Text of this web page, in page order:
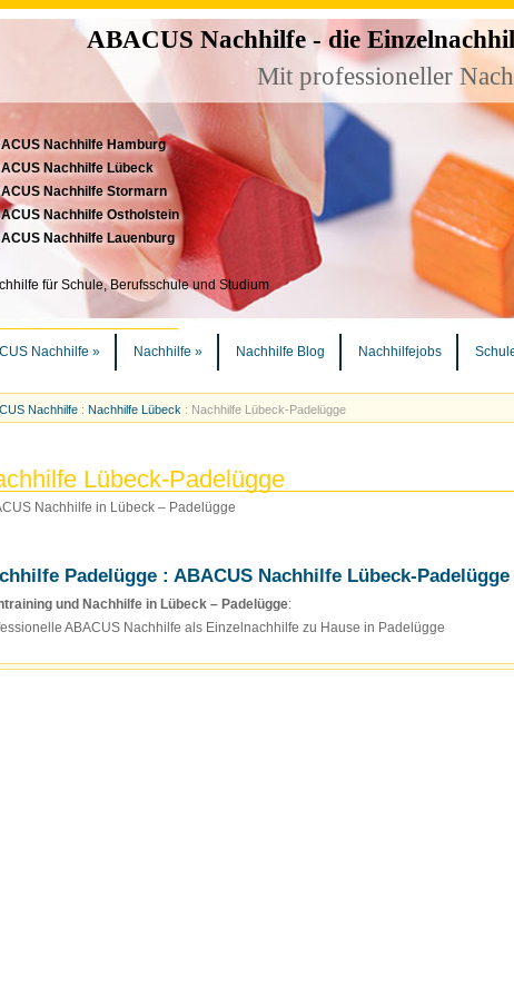
ABACUS Nachhilfe - die
Mit professioneller
Nachhilfe Hamburg
Nachhilfe Lübeck
Nachhilfe Stormarn
Nachhilfe Ostholstein
Nachhilfe Lauenburg
für Schule, Berufsschule und Studium
Nachhilfe » Nachhilfe » Nachhilfe Blog Nachhilfejobs
Nachhilfe : Nachhilfe Lübeck : Nachhilfe Lübeck-Padelügge
Lübeck-Padelügge
Nachhilfe in Lübeck – Padelügge
Padelügge : ABACUS Nachhilfe Lübeck-Padelügge
und Nachhilfe in Lübeck – Padelügge:
ABACUS Nachhilfe als Einzelnachhilfe zu Hause in Padelügge